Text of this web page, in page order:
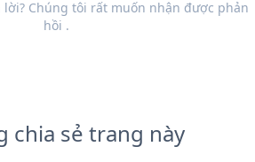
Chúng tôi rất muốn nhận được phản
hồi .
chia sẻ trang này